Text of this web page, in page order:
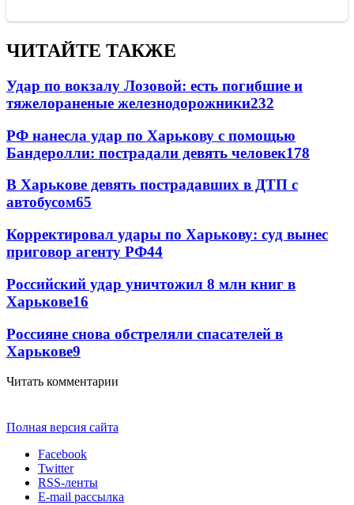
ЧИТАЙТЕ ТАКЖЕ
Удар по вокзалу Лозовой: есть погибшие и
тяжелораненые железнодорожники232
РФ нанесла удар по Харькову с помощью
Бандеролли: пострадали девять человек178
В Харькове девять пострадавших в ДТП с
автобусом65
Корректировал удары по Харькову: суд вынес
приговор агенту РФ44
Российский удар уничтожил 8 млн книг в
Харькове16
Россияне снова обстреляли спасателей в
Харькове9
Читать комментарии
Полная версия сайта
Facebook
Twitter
RSS-ленты
E-mail рассылка